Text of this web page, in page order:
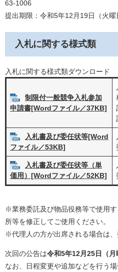
63-1006
提出期限：令和5年12月19日（火
入札に関する様式類
入札に関する様式類ダウンロード
制限付一般競争入札参加
申請書[Wordファイル／37KB]
入札書及び委任状等[Word
ファイル／53KB]
入札書及び委任状等（単
価用）[Wordファイル／52KB]
※業務委託及び物品役務等で使用
所等を修正してご使用ください。
※代理人の方が出席される場合は、
次回の公告は令和5年12月25日（月
なお、日程変更や追加などを行う